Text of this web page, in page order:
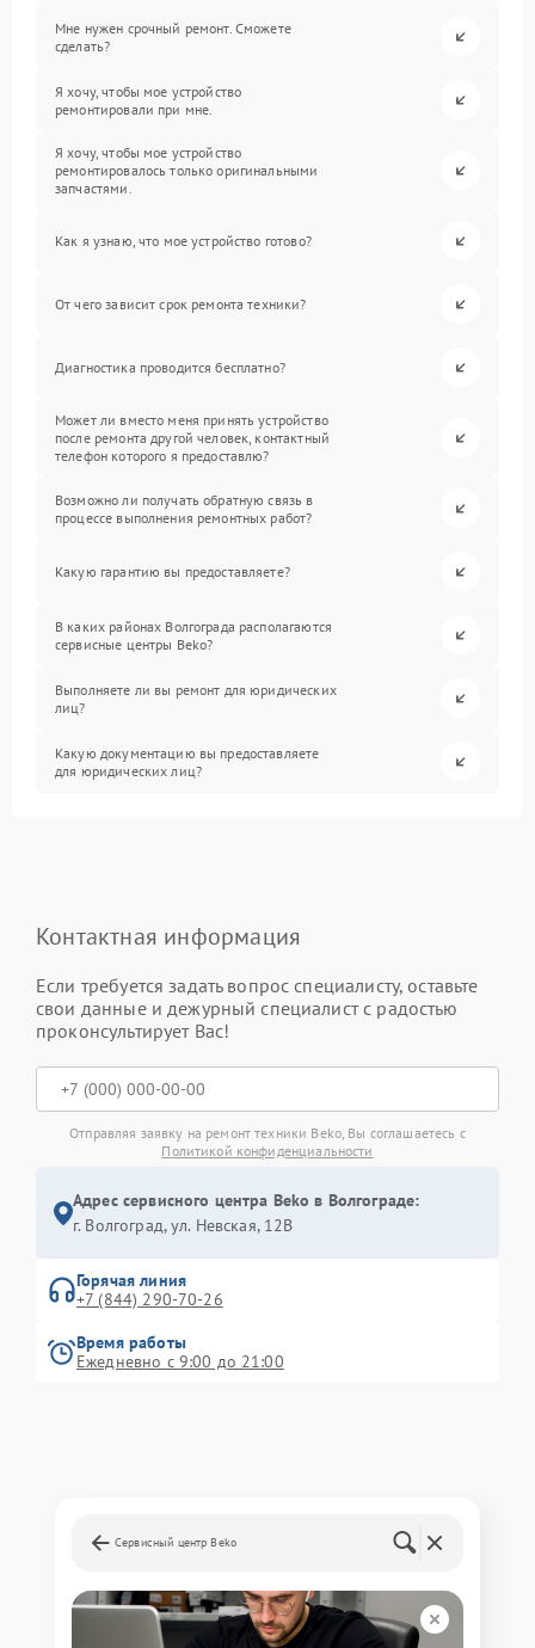
Мне нужен срочный ремонт. Сможете
сделать?
Я хочу, чтобы мое устройство
ремонтировали при мне.
Я хочу, чтобы мое устройство
ремонтировалось только оригинальными
запчастями.
Как я узнаю, что мое устройство готово?
От чего зависит срок ремонта техники?
Диагностика проводится бесплатно?
Может ли вместо меня принять устройство
после ремонта другой человек, контактный
телефон которого я предоставлю?
Возможно ли получать обратную связь в
процессе выполнения ремонтных работ?
Какую гарантию вы предоставляете?
В каких районах Волгограда располагаются
сервисные центры Beko?
Выполняете ли вы ремонт для юридических
лиц?
Какую документацию вы предоставляете
для юридических лиц?
Контактная информация
Если требуется задать вопрос специалисту, оставьте
свои данные и дежурный специалист с радостью
проконсультирует Вас!
Отправляя заявку на ремонт техники Beko, Вы соглашаетесь с
Политикой конфиденциальности
Адрес сервисного центра Beko в Волгограде:
г. Волгоград, ул. Невская, 12В
Горячая линия
+7 (844) 290-70-26
Время работы
Ежедневно с 9:00 до 21:00
Сервисный центр Beko